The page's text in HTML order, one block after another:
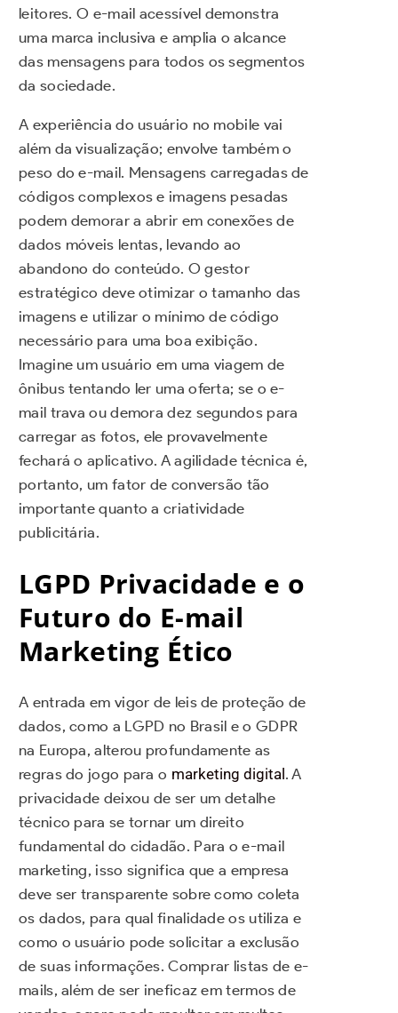
leitores. O e-mail acessível demonstra
uma marca inclusiva e amplia o alcance
das mensagens para todos os segmentos
da sociedade.
A experiência do usuário no mobile vai
além da visualização; envolve também o
peso do e-mail. Mensagens carregadas de
códigos complexos e imagens pesadas
podem demorar a abrir em conexões de
dados móveis lentas, levando ao
abandono do conteúdo. O gestor
estratégico deve otimizar o tamanho das
imagens e utilizar o mínimo de código
necessário para uma boa exibição.
Imagine um usuário em uma viagem de
ônibus tentando ler uma oferta; se o e-
mail trava ou demora dez segundos para
carregar as fotos, ele provavelmente
fechará o aplicativo. A agilidade técnica é,
portanto, um fator de conversão tão
importante quanto a criatividade
publicitária.
LGPD Privacidade e o
Futuro do E-mail
Marketing Ético
A entrada em vigor de leis de proteção de
dados, como a LGPD no Brasil e o GDPR
na Europa, alterou profundamente as
regras do jogo para o marketing digital. A
privacidade deixou de ser um detalhe
técnico para se tornar um direito
fundamental do cidadão. Para o e-mail
marketing, isso significa que a empresa
deve ser transparente sobre como coleta
os dados, para qual finalidade os utiliza e
como o usuário pode solicitar a exclusão
de suas informações. Comprar listas de e-
mails, além de ser ineficaz em termos de